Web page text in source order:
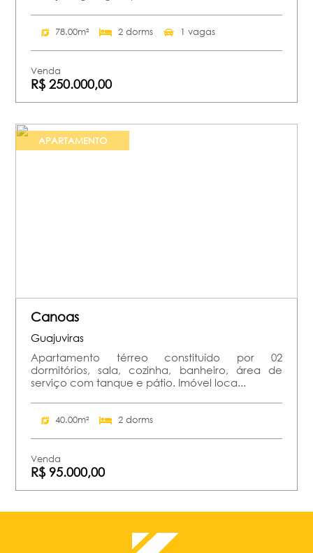
78.00m² 2 dorms 1 vagas
Venda
R$ 250.000,00
APARTAMENTO
Canoas
Guajuviras
Apartamento térreo constituído por 02
dormitórios, sala, cozinha, banheiro, área de
serviço com tanque e pátio. Imóvel loca...
40.00m² 2 dorms
Venda
R$ 95.000,00